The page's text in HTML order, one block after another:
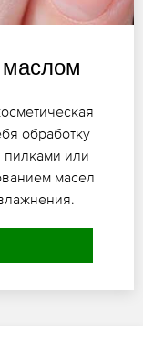
маслом
обработку
пилками или
масел